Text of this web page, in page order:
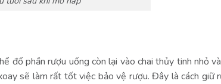
đổ phần rượu uống còn lại vào chai thủy tinh nhỏ
sẽ làm rất tốt việc bảo vệ rượu. Đây là cách giữ